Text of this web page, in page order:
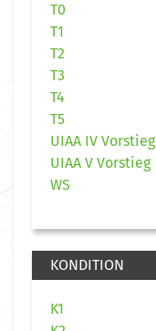
T0
T1
T2
T3
T4
T5
UIAA IV Vorstieg
UIAA V Vorstieg
WS
KONDITION
K1